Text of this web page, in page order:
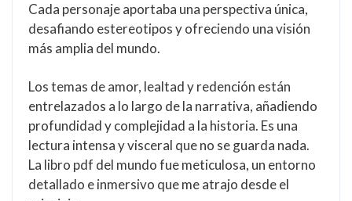
Cada personaje aportaba una perspectiva única,
desafiando estereotipos y ofreciendo una visión
más amplia del mundo.
Los temas de amor, lealtad y redención están
entrelazados a lo largo de la narrativa, añadiendo
profundidad y complejidad a la historia. Es una
lectura intensa y visceral que no se guarda nada.
La libro pdf del mundo fue meticulosa, un entorno
detallado e inmersivo que me atrajo desde el